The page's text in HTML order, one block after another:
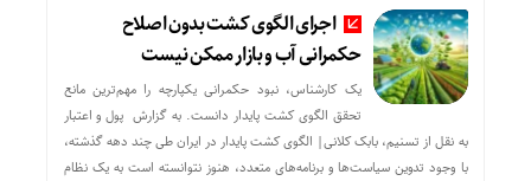
اجرای الگوی کشت بدون اصلاح
حکمرانی آب و بازار ممکن نیست
یک کارشناس، نبود حکمرانی یکپارچه را مهم‌ترین مانع
تحقق الگوی کشت پایدار دانست. به گزارش پول و اعتبار
به نقل از تسنیم، بابک کلانی| الگوی کشت پایدار در ایران طی چند دهه گذشته،
با وجود تدوین سیاست‌ها و برنامه‌های متعدد، هنوز نتوانسته است به یک نظام